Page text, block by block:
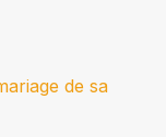
de sa